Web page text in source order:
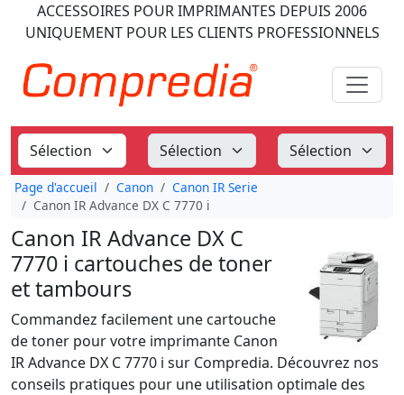
ACCESSOIRES POUR IMPRIMANTES DEPUIS 2006
UNIQUEMENT POUR LES CLIENTS PROFESSIONNELS
Page d'accueil Canon
Canon IR Serie
Canon IR Advance DX C 7770 i
Canon IR Advance DX C
7770 i cartouches de toner
et tambours
Commandez facilement une cartouche
de toner pour votre imprimante Canon
IR Advance DX C 7770 i sur Compredia. Découvrez nos
conseils pratiques pour une utilisation optimale des